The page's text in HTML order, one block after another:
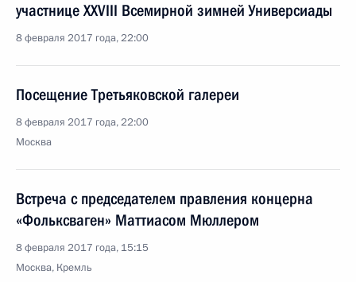
участнице XXVIII Всемирной зимней Универсиады
8 февраля 2017 года, 22:00
Посещение Третьяковской галереи
8 февраля 2017 года, 22:00
Москва
Встреча с председателем правления концерна
«Фольксваген» Маттиасом Мюллером
8 февраля 2017 года, 15:15
Москва, Кремль